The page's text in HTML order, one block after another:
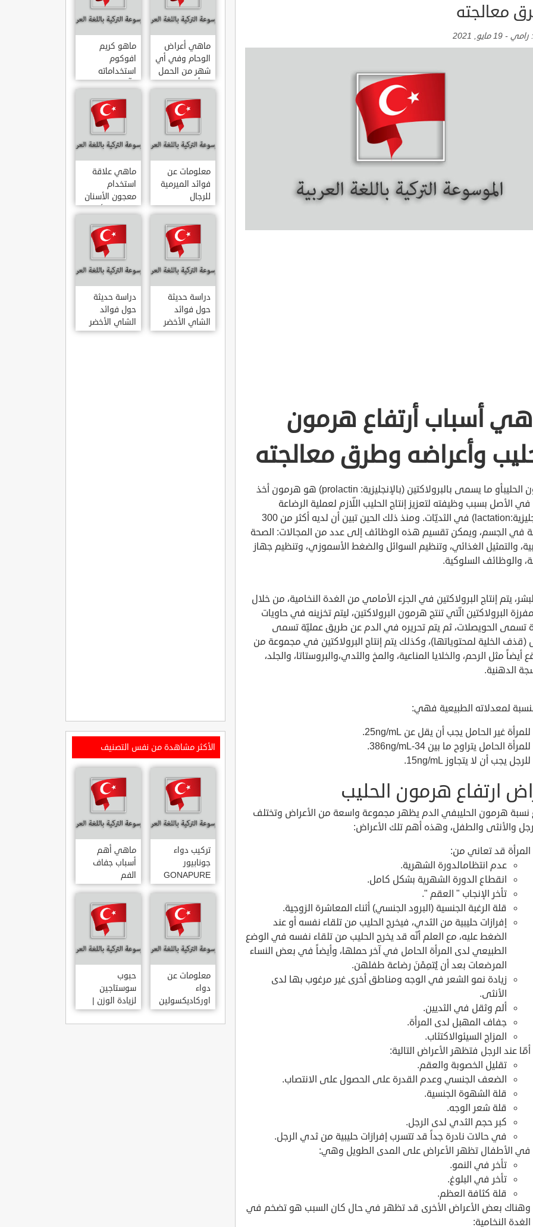
معالجته
رامي - 19 مايو, 2021
أسباب أرتفاع هرمون
وأعراضه وطرق معالجته
هرمون الحليبأو ما يسمى بالبرولاكتين (بالإنجليزية: prolactin) هو هرمون أخذ
الأصل بسبب وظيفته لتعزيز إنتاج الحليب اللّازم لعملية الرضاعة
(بالإنجليزية:lactation) في الثديّات. ومنذ ذلك الحين تبين أن لديه أكثر من 300
في الجسم، ويمكن تقسيم هذه الوظائف إلى عدد من المجالات: الصحة
والتمثيل الغذائي، وتنظيم السوائل والضغط الأسموزي، وتنظيم جهاز
والوظائف السلوكية.
يتم إنتاج البرولاكتين في الجزء الأمامي من الغدة النخامية، من خلال
البرولاكتين الّتي تنتج هرمون البرولاكتين، ليتم تخزينه في حاويات
تسمى الحويصلات، ثم يتم تحريره في الدم عن طريق عمليّة تسمى
(قذف الخلية لمحتوياتها)، وكذلك يتم إنتاج البرولاكتين في مجموعة من
أيضاً مثل الرحم، والخلايا المناعية، والمخ والثدي،والبروستاتا، والجلد،
الدهنية.
لمعدلاته الطبيعية فهي:
للمرأة غير الحامل يجب أن يقل عن 25ng/mL.
للمرأة الحامل يتراوح ما بين 34-386ng/mL.
للرجل يجب أن لا يتجاوز 15ng/mL.
ارتفاع هرمون الحليب
نسبة هرمون الحليبفي الدم يظهر مجموعة واسعة من الأعراض وتختلف
والأنثى والطفل، وهذه أهم تلك الأعراض:
المرأة قد تعاني من:
عدم انتظامالدورة الشهرية.
انقطاع الدورة الشهرية بشكل كامل.
تأخر الإنجاب " العقم ".
قلة الرغبة الجنسية (البرود الجنسي) أثناء المعاشرة الزوجية.
إفرازات حليبية من الثدي، فيخرج الحليب من تلقاء نفسه أو عند
الضغط عليه، مع العلم أنّه قد يخرج الحليب من تلقاء نفسه في الوضع
الطبيعي لدى المرأة الحامل في آخر حملها، وأيضاً في بعض النساء
المرضعات بعد أن يُتمِمْنَ رضاعة طفلهن.
زيادة نمو الشعر في الوجه ومناطق أخرى غير مرغوب بها لدى
الأنثى.
ألم وثقل في الثديين.
جفاف المهبل لدى المرأة.
المزاج السيئوالاكتئاب.
أمّا عند الرجل فتظهر الأعراض التالية:
تقليل الخصوبة والعقم.
الضعف الجنسي وعدم القدرة على الحصول على الانتصاب.
قلة الشهوة الجنسية.
قلة شعر الوجه.
كبر حجم الثدي لدى الرجل.
في حالات نادرة جداً قد تتسرب إفرازات حليبية من ثدي الرجل.
في الأطفال تظهر الأعراض على المدى الطويل وهي:
تأخر في النمو.
تأخر في البلوغ.
قلة كثافة العظم.
وهناك بعض الأعراض الأخرى قد تظهر في حال كان السبب هو تضخم في
الغدة النخامية:
ماهي أعراض
الوحام وفي أي
شهر من الحمل
يبدأ
ماهو كريم
افوكوم
استخداماته
وآثاره الجانبية
معلومات عن
فوائد الميرمية
للرجال
ماهي علاقة
استخدام
معجون الأسنان
بالتهاب الأمعاء
دراسة حديثة
حول فوائد
الشاي الأخضر
دراسة حديثة
حول فوائد
الشاي الأخضر
لعلاج التهاب
الأكثر مشاهدة من نفس التصنيف
تركيب دواء
جونابيور
GONAPURE
ودواعي
استخدامه
ماهي أهم
أسباب جفاف
الفم
معلومات عن
دواء
اوركاديكسولين
ORCHADEXOLINE
حبوب
سوستاجين
لزيادة الوزن |
دواء سوستاجين
أفضل برشام